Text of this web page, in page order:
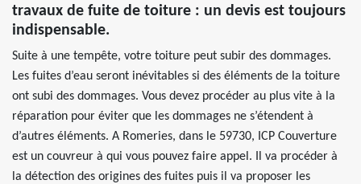
travaux de fuite de toiture : un devis est toujours
indispensable.
Suite à une tempête, votre toiture peut subir des dommages.
Les fuites d’eau seront inévitables si des éléments de la toiture
ont subi des dommages. Vous devez procéder au plus vite à la
réparation pour éviter que les dommages ne s’étendent à
d’autres éléments. A Romeries, dans le 59730, ICP Couverture
est un couvreur à qui vous pouvez faire appel. Il va procéder à
la détection des origines des fuites puis il va proposer les